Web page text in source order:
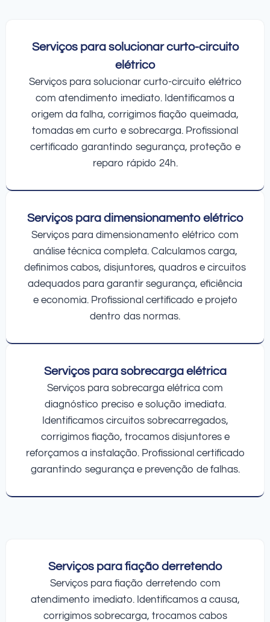
Serviços para solucionar curto-circuito
elétrico
Serviços para solucionar curto-circuito elétrico
com atendimento imediato. Identificamos a
origem da falha, corrigimos fiação queimada,
tomadas em curto e sobrecarga. Profissional
certificado garantindo segurança, proteção e
reparo rápido 24h.
Serviços para dimensionamento elétrico
Serviços para dimensionamento elétrico com
análise técnica completa. Calculamos carga,
definimos cabos, disjuntores, quadros e circuitos
adequados para garantir segurança, eficiência
e economia. Profissional certificado e projeto
dentro das normas.
Serviços para sobrecarga elétrica
Serviços para sobrecarga elétrica com
diagnóstico preciso e solução imediata.
Identificamos circuitos sobrecarregados,
corrigimos fiação, trocamos disjuntores e
reforçamos a instalação. Profissional certificado
garantindo segurança e prevenção de falhas.
Serviços para fiação derretendo
Serviços para fiação derretendo com
atendimento imediato. Identificamos a causa,
corrigimos sobrecarga, trocamos cabos